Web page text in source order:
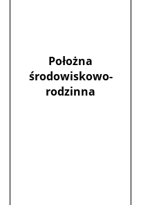
Położna
środowiskowo-
rodzinna